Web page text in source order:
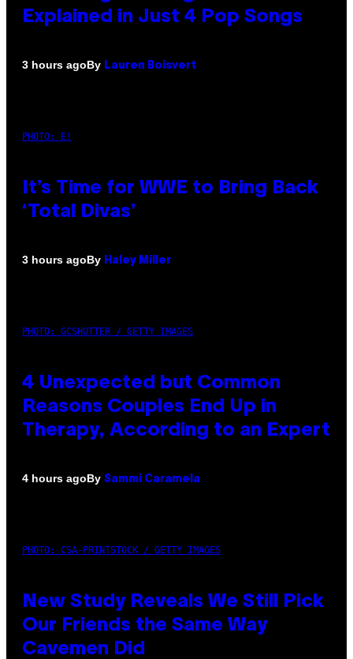
Explained in Just 4 Pop Songs
3 hours agoBy Lauren Boisvert
PHOTO: E!
It’s Time for WWE to Bring Back
‘Total Divas’
3 hours agoBy Haley Miller
PHOTO: GCSHUTTER / GETTY IMAGES
4 Unexpected but Common
Reasons Couples End Up in
Therapy, According to an Expert
4 hours agoBy Sammi Caramela
PHOTO: CSA-PRINTSTOCK / GETTY IMAGES
New Study Reveals We Still Pick
Our Friends the Same Way
Cavemen Did